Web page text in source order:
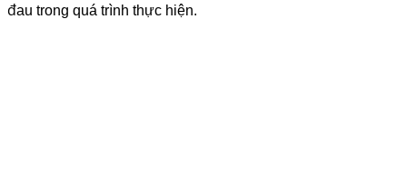
đau trong quá trình thực hiện.